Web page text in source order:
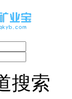
搜索